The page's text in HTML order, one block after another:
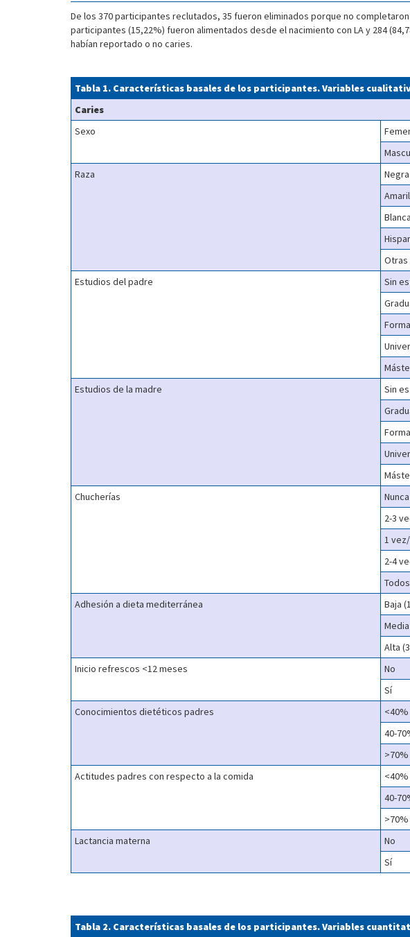
De los 370 participantes reclutados, 35 fueron eliminados porque no
participantes (15,22%) fueron alimentados desde el nacimiento con LA y 284
habían reportado o no caries.
Tabla 1. Características basales de los participantes. Variables
Caries
Sexo
Raza
Negra
Blanca
Otras
Estudios del padre
Sin
Estudios de la madre
Sin
Chucherías
2-3
1
2-4
Adhesión a dieta mediterránea
Baja
Alta
Inicio refrescos <12 meses
No
Sí
Conocimientos dietéticos padres
<40%
40-
>70%
Actitudes padres con respecto a la comida
<40%
40-
>70%
Lactancia materna
No
Sí
Tabla 2. Características basales de los participantes. Variables